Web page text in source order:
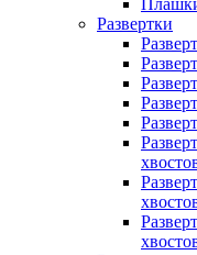
Развертки